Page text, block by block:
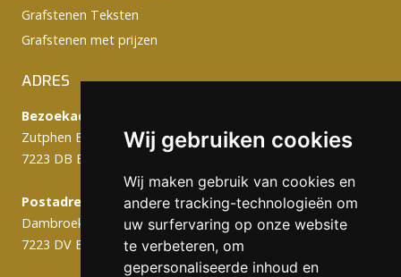
Wij gebruiken cookies
Wij maken gebruik van cookies en
andere tracking-technologieën om
uw surfervaring op onze website
te verbeteren, om
gepersonaliseerde inhoud en
Grafstenen Teksten
Grafstenen met prijzen
ADRES
Bezoekadres:
Zutphen Emmerikseweg 103C
7223 DB Baak
Postadres (werkplaats):
Dambroek 10A
7223 DV Baak